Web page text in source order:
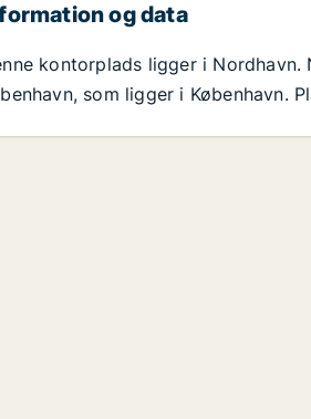
og data
kontorplads ligger i
som ligger i København.